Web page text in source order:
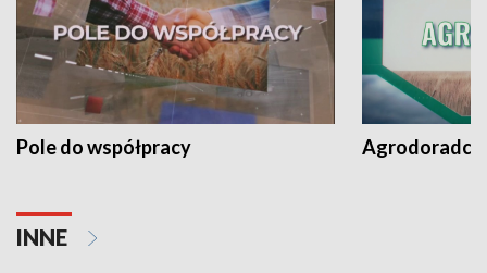
Pole do współpracy Agrodoradcy
INNE